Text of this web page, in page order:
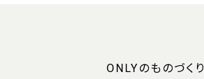
ONLYのものづくり